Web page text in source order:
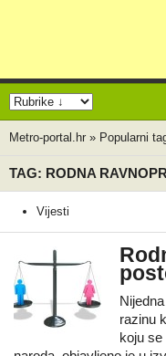
Metro-portal.hr » Popularni
TAG: RODNA
Vijesti
razinu
koju se